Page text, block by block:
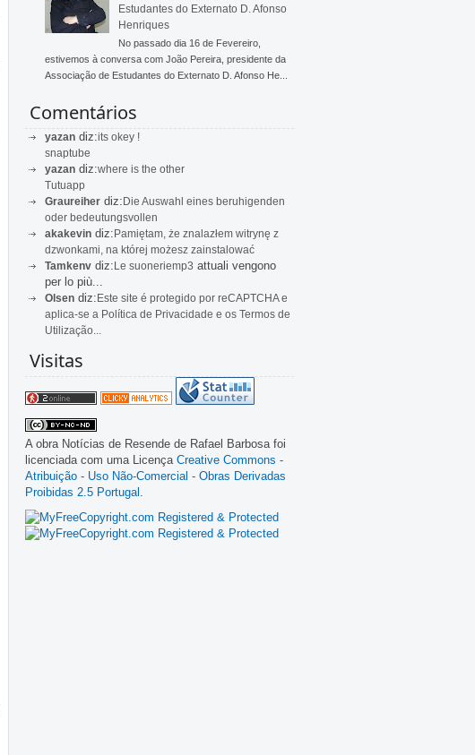
Estudantes do Externato D. Afonso
Henriques
No passado dia 16 de Fevereiro,
estivemos à conversa com João Pereira, presidente da
Associação de Estudantes do Externato D. Afonso He...
Comentários
yazan diz:its okey !
snaptube
yazan diz:where is the other
Tutuapp
Graureiher diz:Die Auswahl eines beruhigenden
oder bedeutungsvollen
akakevin diz:Pamiętam, że znalazłem witrynę z
dzwonkami, na której możesz zainstalować
Tamkenv diz:Le suoneriemp3 attuali vengono
per lo più...
Olsen diz:Este site é protegido por reCAPTCHA e
aplica-se a Política de Privacidade e os Termos de
Utilização...
Visitas
A obra Notícias de Resende de Rafael Barbosa foi
licenciada com uma Licença Creative Commons -
Atribuição - Uso Não-Comercial - Obras Derivadas
Proibidas 2.5 Portugal